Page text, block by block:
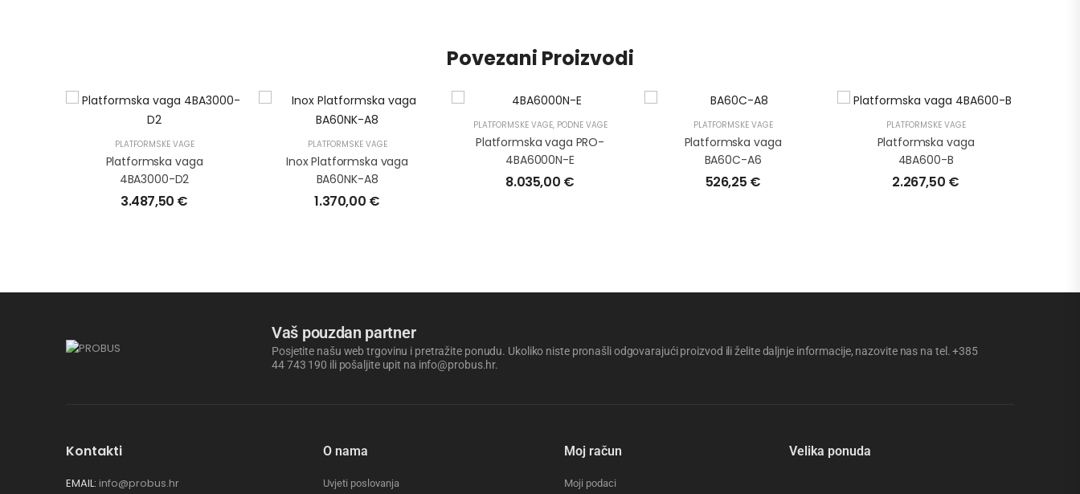
Povezani Proizvodi
PLATFORMSKE VAGE
Platformska vaga
4BA3000-D2
3.487,50 €
PLATFORMSKE VAGE
Inox Platformska vaga
BA60NK-A8
1.370,00 €
PLATFORMSKE VAGE, PODNE VAGE
Platformska vaga PRO-
4BA6000N-E
8.035,00 €
PLATFORMSKE VAGE
Platformska vaga
BA60C-A6
526,25 €
PLATFORMSKE VAGE
Platformska vaga
4BA600-B
2.267,50 €
Vaš pouzdan partner
Posjetite našu web trgovinu i pretražite ponudu. Ukoliko niste pronašli odgovarajući proizvod ili želite daljnje informacije, nazovite nas na tel. +385
44 743 190 ili pošaljite upit na info@probus.hr.
Kontakti
EMAIL: info@probus.hr
O nama
Uvjeti poslovanja
Moj račun
Moji podaci
Velika ponuda